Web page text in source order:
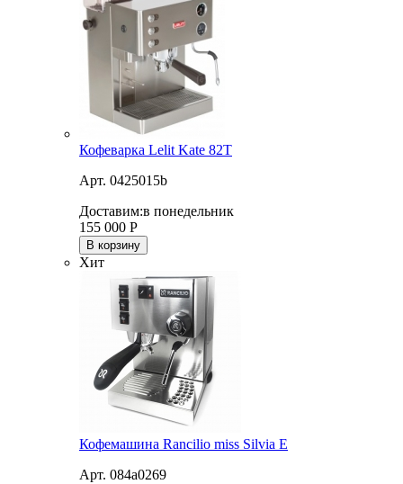
Кофеварка Lelit Kate 82T
Арт. 0425015b
Доставим:в понедельник
155 000 Р
В корзину
Хит
Кофемашина Rancilio miss Silvia E
Арт. 084a0269